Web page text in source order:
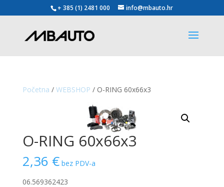
+ 385 (1) 2481 000 info@mbauto.hr
Početna / WEBSHOP / O-RING 60x66x3
O-RING 60x66x3
2,36 € bez PDV-a
06.569362423